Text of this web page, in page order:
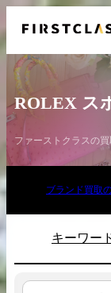
03-
ROLEX ス
ファーストクラスの
ブランド買取
キーワー